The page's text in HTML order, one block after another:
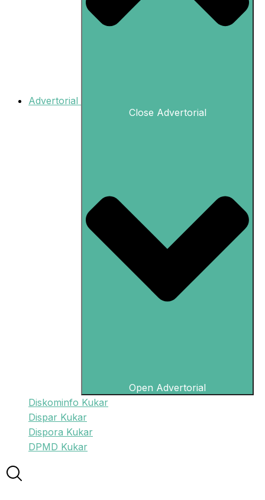
Advertorial
Close Advertorial
Open Advertorial
Diskominfo Kukar
Dispar Kukar
Dispora Kukar
DPMD Kukar